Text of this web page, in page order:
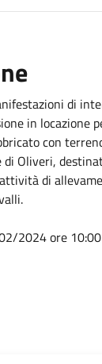
di
in locazione
con
di Oliveri,
di
2024 ore 10:00